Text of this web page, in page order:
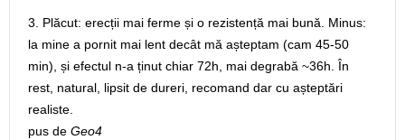
3. Plăcut: erecții mai ferme și o rezistență mai bună. Minus:
la mine a pornit mai lent decât mă așteptam (cam 45-50
min), și efectul n-a ținut chiar 72h, mai degrabă ~36h. În
rest, natural, lipsit de dureri, recomand dar cu așteptări
realiste.
pus de Geo4